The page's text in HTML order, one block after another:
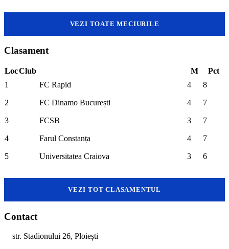
VEZI TOATE MECIURILE
Clasament
LocClub M
Pct
1
FC Rapid 4 8
2 FC Dinamo București 4 7
3 FCSB 3 7
4 Farul Constanța 4 7
5 Universitatea Craiova 3 6
VEZI TOT CLASAMENTUL
Contact
str. Stadionului 26, Ploiești